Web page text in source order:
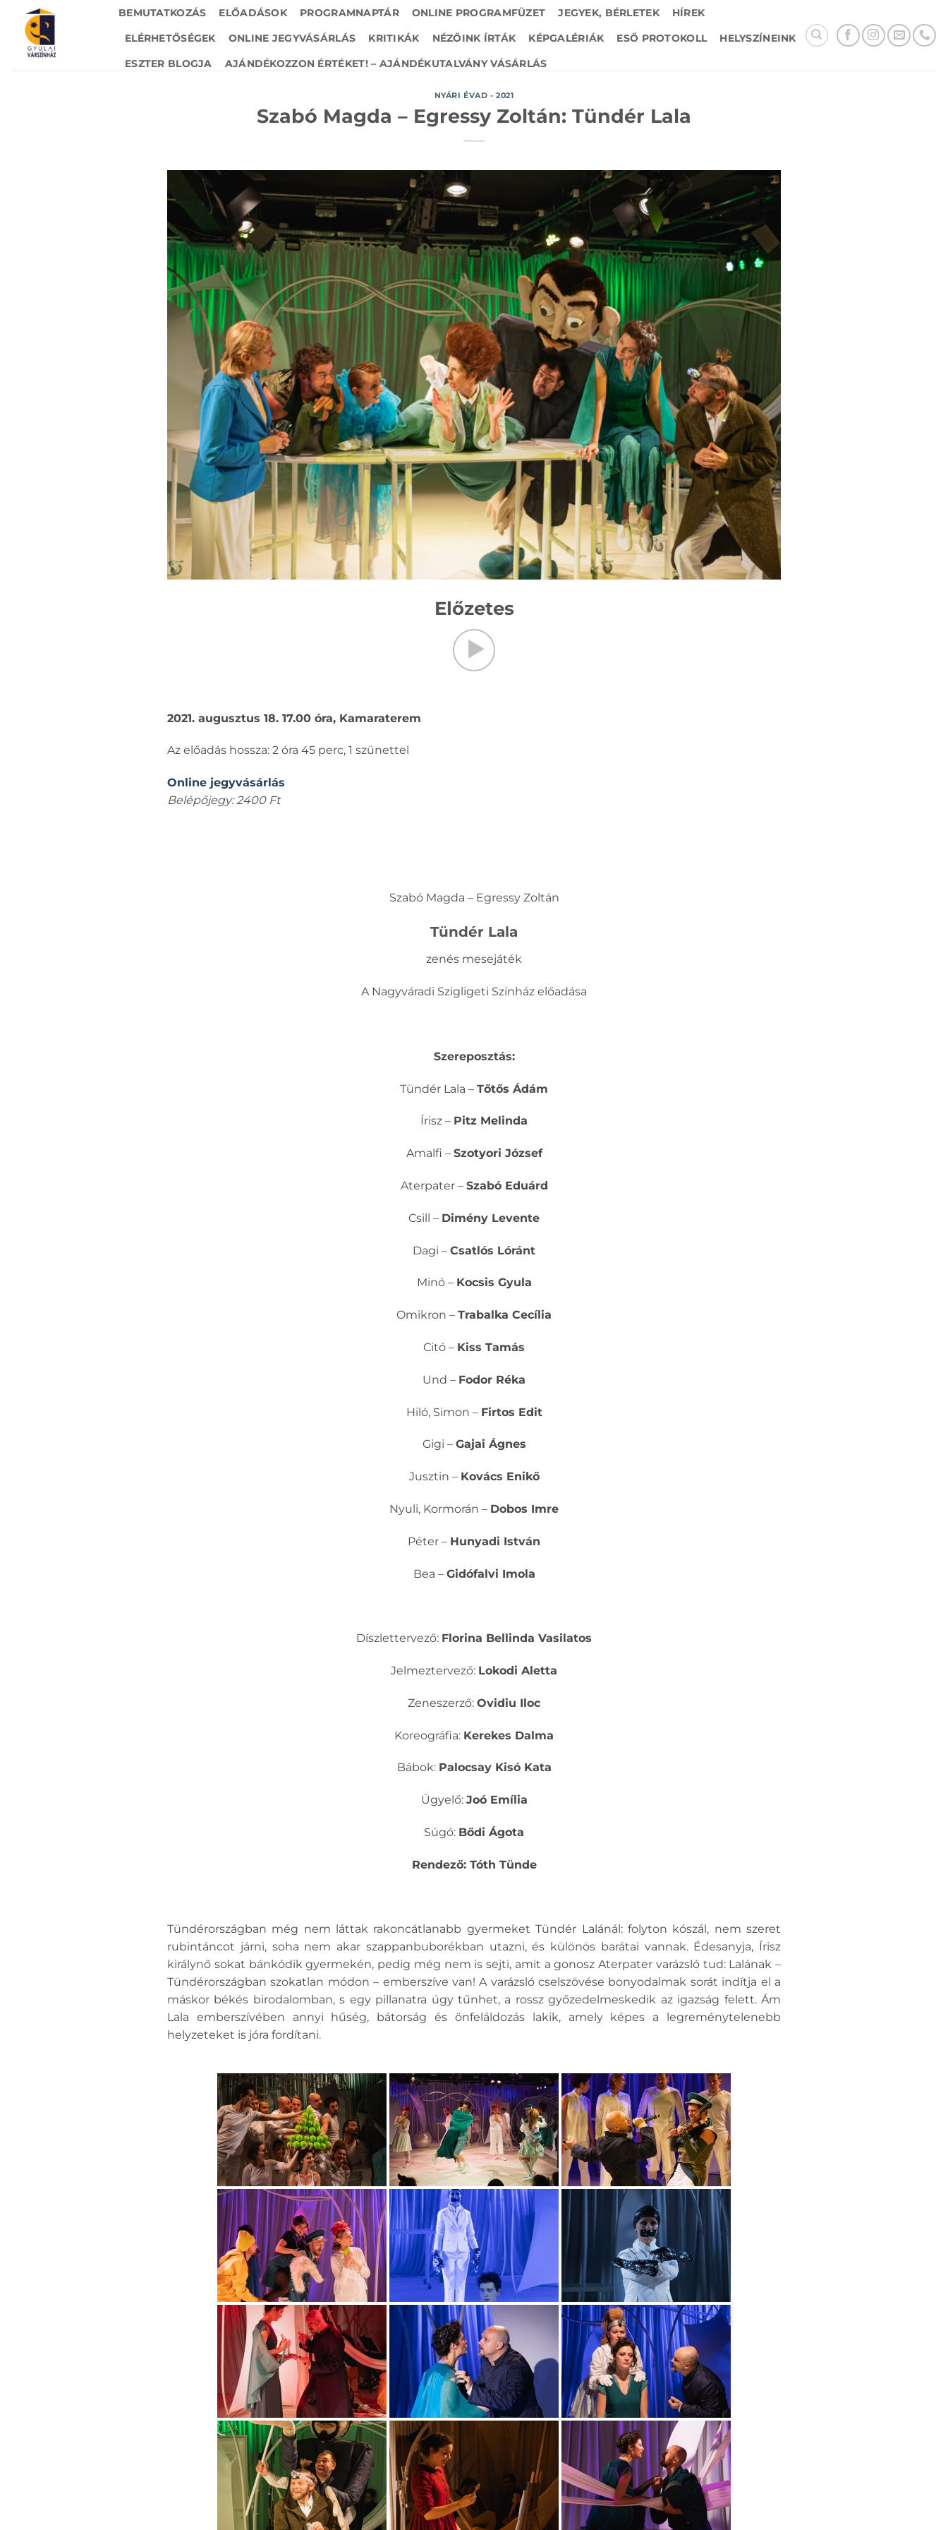
content
BEMUTATKOZÁS ELŐADÁSOK PROGRAMNAPTÁR ONLINE PROGRAMFÜZET JEGYEK, BÉRLETEK
HÍREK
ELÉRHETŐSÉGEK
ONLINE JEGYVÁSÁRLÁS KRITIKÁK NÉZŐINK ÍRTÁK KÉPGALÉRIÁK ESŐ PROTOKOLL
HELYSZÍNEINK
ESZTER BLOGJA
AJÁNDÉKOZZON ÉRTÉKET! – AJÁNDÉKUTALVÁNY VÁSÁRLÁS
NYÁRI ÉVAD - 2021
Szabó Magda – Egressy Zoltán: Tündér Lala
Előzetes
2021. augusztus 18. 17.00 óra, Kamaraterem
Az előadás hossza: 2 óra 45 perc, 1 szünettel
Online jegyvásárlás
Belépőjegy: 2400 Ft
Szabó Magda – Egressy Zoltán
Tündér Lala
zenés mesejáték
A Nagyváradi Szigligeti Színház előadása
Szereposztás:
Tündér Lala – Tőtős Ádám
Írisz – Pitz Melinda
Amalfi – Szotyori József
Aterpater – Szabó Eduárd
Csill – Dimény Levente
Dagi – Csatlós Lóránt
Minó – Kocsis Gyula
Omikron – Trabalka Cecília
Citó – Kiss Tamás
Und – Fodor Réka
Hiló, Simon – Firtos Edit
Gigi – Gajai Ágnes
Jusztin – Kovács Enikő
Nyuli, Kormorán – Dobos Imre
Péter – Hunyadi István
Bea – Gidófalvi Imola
Díszlettervező: Florina Bellinda Vasilatos
Jelmeztervező: Lokodi Aletta
Zeneszerző: Ovidiu Iloc
Koreográfia: Kerekes Dalma
Bábok: Palocsay Kisó Kata
Ügyelő: Joó Emília
Súgó: Bődi Ágota
Rendező: Tóth Tünde
Tündérországban még nem láttak rakoncátlanabb gyermeket Tündér Lalánál: folyton kószál, nem szeret
rubintáncot járni, soha nem akar szappanbuborékban utazni, és különös barátai vannak. Édesanyja, Írisz
királynő sokat bánkódik gyermekén, pedig még nem is sejti, amit a gonosz Aterpater varázsló tud: Lalának –
Tündérországban szokatlan módon – emberszíve van! A varázsló cselszövése bonyodalmak sorát indítja el a
máskor békés birodalomban, s egy pillanatra úgy tűnhet, a rossz győzedelmeskedik az igazság felett. Ám
Lala emberszívében annyi hűség, bátorság és önfeláldozás lakik, amely képes a legreménytelenebb
helyzeteket is jóra fordítani.